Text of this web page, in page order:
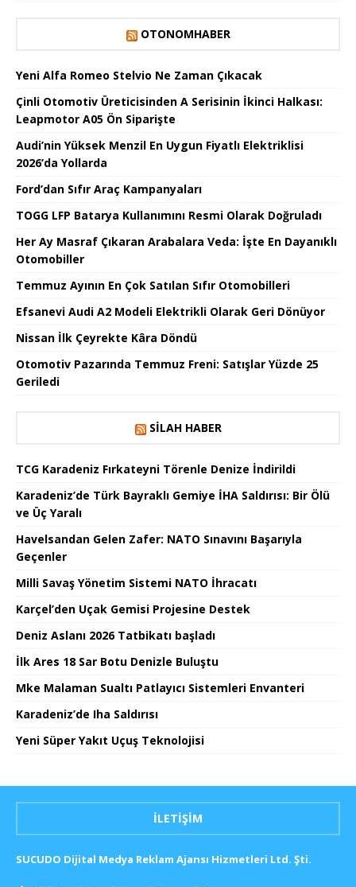
OTONOMHABER
Yeni Alfa Romeo Stelvio Ne Zaman Çıkacak
Çinli Otomotiv Üreticisinden A Serisinin İkinci Halkası:
Leapmotor A05 Ön Siparişte
Audi’nin Yüksek Menzil En Uygun Fiyatlı Elektriklisi
2026’da Yollarda
Ford’dan Sıfır Araç Kampanyaları
TOGG LFP Batarya Kullanımını Resmi Olarak Doğruladı
Her Ay Masraf Çıkaran Arabalara Veda: İşte En Dayanıklı
Otomobiller
Temmuz Ayının En Çok Satılan Sıfır Otomobilleri
Efsanevi Audi A2 Modeli Elektrikli Olarak Geri Dönüyor
Nissan İlk Çeyrekte Kâra Döndü
Otomotiv Pazarında Temmuz Freni: Satışlar Yüzde 25
Geriledi
SILAH HABER
TCG Karadeniz Fırkateyni Törenle Denize İndirildi
Karadeniz’de Türk Bayraklı Gemiye İHA Saldırısı: Bir Ölü
ve Üç Yaralı
Havelsandan Gelen Zafer: NATO Sınavını Başarıyla
Geçenler
Milli Savaş Yönetim Sistemi NATO İhracatı
Karçel’den Uçak Gemisi Projesine Destek
Deniz Aslanı 2026 Tatbikatı başladı
İlk Ares 18 Sar Botu Denizle Buluştu
Mke Malaman Sualtı Patlayıcı Sistemleri Envanteri
Karadeniz’de Iha Saldırısı
Yeni Süper Yakıt Uçuş Teknolojisi
İLETIŞIM
SUCUDO Dijital Medya Reklam Ajansı Hizmetleri Ltd. Şti.